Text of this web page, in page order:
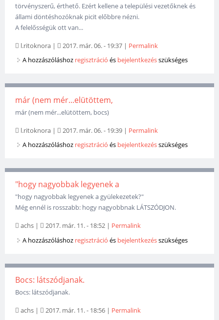
törvényszerű, érthető. Ezért kellene a települési vezetőknek és
állami döntéshozóknak picit előbbre nézni.
A felelősségük ott van...
l.ritoknora | 2017. már. 06. - 19:37 | Permalink
A hozzászóláshoz regisztráció és bejelentkezésszükséges
már (nem mér...elütöttem,
már (nem mér...elütöttem, bocs)
l.ritoknora | 2017. már. 06. - 19:39 | Permalink
A hozzászóláshoz regisztráció és bejelentkezésszükséges
"hogy nagyobbak legyenek a
"hogy nagyobbak legyenek a gyülekezetek?"
Még ennél is rosszabb: hogy nagyobbnak LÁTSZÓDJON.
achs | 2017. már. 11. - 18:52 | Permalink
A hozzászóláshoz regisztráció és bejelentkezésszükséges
Bocs: látszódjanak.
Bocs: látszódjanak.
achs | 2017. már. 11. - 18:56 | Permalink